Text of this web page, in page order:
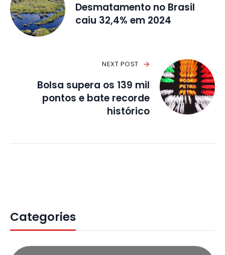
Desmatamento no Brasil
caiu 32,4% em 2024
NEXT POST
Bolsa supera os 139 mil
pontos e bate recorde
histórico
Categories